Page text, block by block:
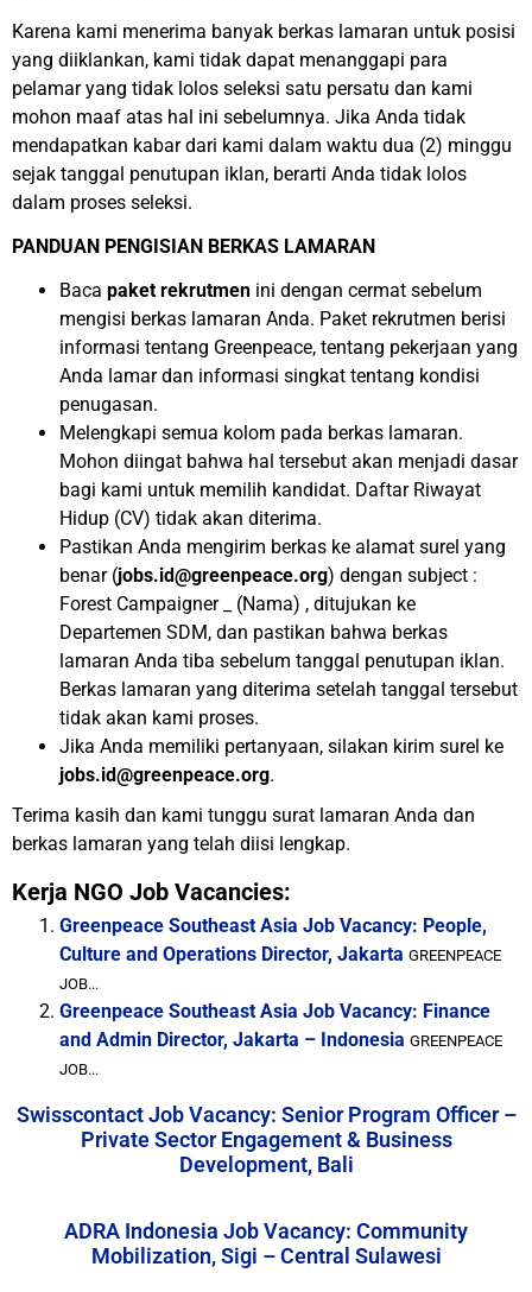
Karena kami menerima banyak berkas lamaran untuk posisi
yang diiklankan, kami tidak dapat menanggapi para
pelamar yang tidak lolos seleksi satu persatu dan kami
mohon maaf atas hal ini sebelumnya. Jika Anda tidak
mendapatkan kabar dari kami dalam waktu dua (2) minggu
sejak tanggal penutupan iklan, berarti Anda tidak lolos
dalam proses seleksi.
PANDUAN PENGISIAN BERKAS LAMARAN
Baca paket rekrutmen ini dengan cermat sebelum
mengisi berkas lamaran Anda. Paket rekrutmen berisi
informasi tentang Greenpeace, tentang pekerjaan yang
Anda lamar dan informasi singkat tentang kondisi
penugasan.
Melengkapi semua kolom pada berkas lamaran.
Mohon diingat bahwa hal tersebut akan menjadi dasar
bagi kami untuk memilih kandidat. Daftar Riwayat
Hidup (CV) tidak akan diterima.
Pastikan Anda mengirim berkas ke alamat surel yang
benar (jobs.id@greenpeace.org) dengan subject :
Forest Campaigner _ (Nama) , ditujukan ke
Departemen SDM, dan pastikan bahwa berkas
lamaran Anda tiba sebelum tanggal penutupan iklan.
Berkas lamaran yang diterima setelah tanggal tersebut
tidak akan kami proses.
Jika Anda memiliki pertanyaan, silakan kirim surel ke
jobs.id@greenpeace.org.
Terima kasih dan kami tunggu surat lamaran Anda dan
berkas lamaran yang telah diisi lengkap.
Kerja NGO Job Vacancies:
Greenpeace Southeast Asia Job Vacancy: People,
Culture and Operations Director, Jakarta GREENPEACE
JOB...
Greenpeace Southeast Asia Job Vacancy: Finance
and Admin Director, Jakarta – Indonesia GREENPEACE
JOB...
Swisscontact Job Vacancy: Senior Program Officer –
Private Sector Engagement & Business
Development, Bali
ADRA Indonesia Job Vacancy: Community
Mobilization, Sigi – Central Sulawesi